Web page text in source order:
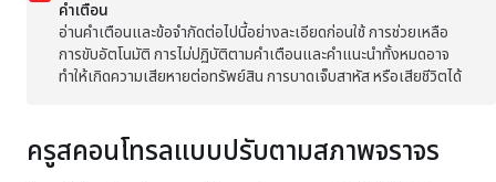
คำเตือน
อ่านคำเตือนและข้อจำกัดต่อไปนี้อย่างละเอียดก่อนใช้การช่วยเหลือ
การขับอัตโนมัติ การไม่ปฏิบัติตามคำเตือนและคำแนะนำทั้งหมดอาจ
ทำให้เกิดความเสียหายต่อทรัพย์สิน การบาดเจ็บสาหัส หรือเสียชีวิตได้
ครูสคอนโทรลแบบปรับตามสภาพจราจร